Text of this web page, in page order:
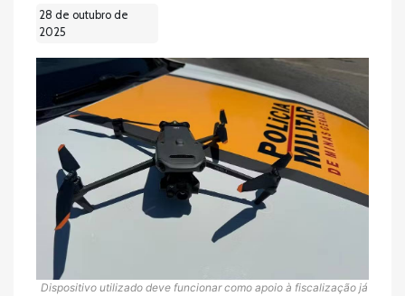
28 de outubro de
2025
Dispositivo utilizado deve funcionar como apoio à fiscalização já